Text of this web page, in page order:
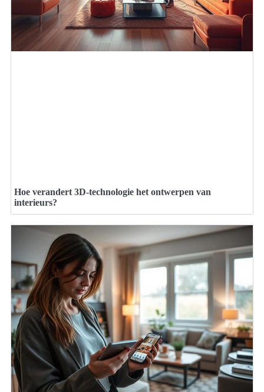
Hoe verandert 3D-technologie het ontwerpen van
interieurs?